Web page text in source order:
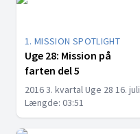
1. MISSION SPOTLIGHT
Uge 28: Mission på
farten del 5
2016 3. kvartal Uge 28 16. juli
Længde: 03:51